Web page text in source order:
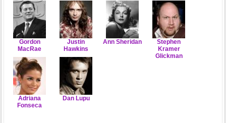
Gordon
MacRae
Justin
Hawkins
Ann Sheridan
Stephen
Kramer
Glickman
Adriana
Fonseca
Dan Lupu